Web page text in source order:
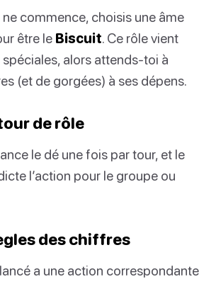
ne commence, choisis une âme
être le Biscuit. Ce rôle vient
alors attends-toi à
(et de gorgées) à ses dépens.
de rôle
le dé une fois par tour, et le
l’action pour le groupe ou
des chiffres
a une action correspondante